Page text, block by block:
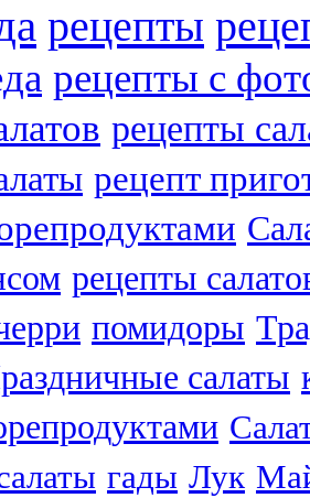
рецепты
рецепты с
рецепты
рецепт
рецепты
помидоры
салаты
гады Лук